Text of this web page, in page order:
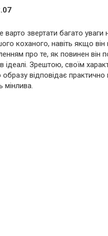
варто звертати багато уваги
коханого, навіть якщо він
про те, як повинен він
ідеалі. Зрештою, своїм
образу відповідає практично
мінлива.